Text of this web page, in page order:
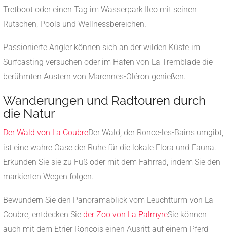
Tretboot oder einen Tag im Wasserpark Ileo mit seinen
Rutschen, Pools und Wellnessbereichen.
Passionierte Angler können sich an der wilden Küste im
Surfcasting versuchen oder im Hafen von La Tremblade die
berühmten Austern von Marennes-Oléron genießen.
Wanderungen und Radtouren durch
die Natur
Der Wald von La CoubreDer Wald, der Ronce-les-Bains umgibt,
ist eine wahre Oase der Ruhe für die lokale Flora und Fauna.
Erkunden Sie sie zu Fuß oder mit dem Fahrrad, indem Sie den
markierten Wegen folgen.
Bewundern Sie den Panoramablick vom Leuchtturm von La
Coubre, entdecken Sie der Zoo von La PalmyreSie können
auch mit dem Etrier Roncois einen Ausritt auf einem Pferd